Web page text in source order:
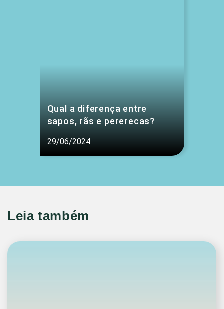
Qual a diferença entre
sapos, rãs e pererecas?
29/06/2024
Leia também